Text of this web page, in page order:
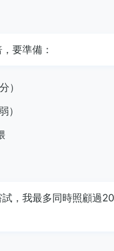
要準備：
）
）
，我最多同時照顧過